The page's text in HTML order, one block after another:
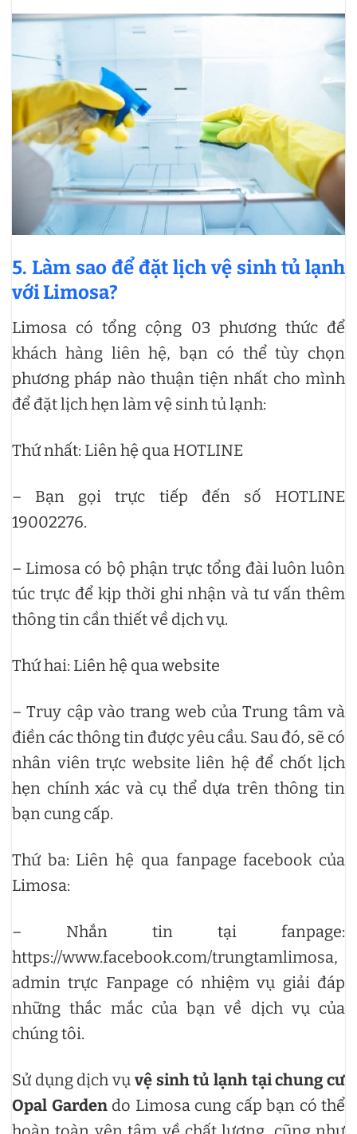
5. Làm sao để đặt lịch vệ sinh tủ lạnh
với Limosa?
Limosa có tổng cộng 03 phương thức để
khách hàng liên hệ, bạn có thể tùy chọn
phương pháp nào thuận tiện nhất cho mình
để đặt lịch hẹn làm vệ sinh tủ lạnh:
Thứ nhất: Liên hệ qua HOTLINE
– Bạn gọi trực tiếp đến số HOTLINE
19002276.
– Limosa có bộ phận trực tổng đài luôn luôn
túc trực để kịp thời ghi nhận và tư vấn thêm
thông tin cần thiết về dịch vụ.
Thứ hai: Liên hệ qua website
– Truy cập vào trang web của Trung tâm và
điền các thông tin được yêu cầu. Sau đó, sẽ có
nhân viên trực website liên hệ để chốt lịch
hẹn chính xác và cụ thể dựa trên thông tin
bạn cung cấp.
Thứ ba: Liên hệ qua fanpage facebook của
Limosa:
– Nhắn tin tại fanpage:
https://www.facebook.com/trungtamlimosa,
admin trực Fanpage có nhiệm vụ giải đáp
những thắc mắc của bạn về dịch vụ của
chúng tôi.
Sử dụng dịch vụ vệ sinh tủ lạnh tại chung cư
Opal Gardendo Limosa cung cấp bạn có thể